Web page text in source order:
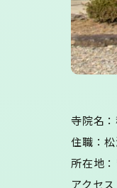
寺院名
住職：
所在地
アクセ